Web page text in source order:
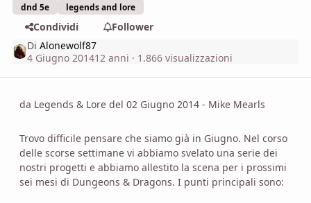
dnd 5e legends and lore
Condividi
Follower
DiAlonewolf87
4 Giugno 201412 anni · 1.866 visualizzazioni
da Legends & Lore del 02 Giugno 2014 - Mike Mearls
Trovo difficile pensare che siamo già in Giugno. Nel corso
delle scorse settimane vi abbiamo svelato una serie dei
nostri progetti e abbiamo allestito la scena per i prossimi
sei mesi di Dungeons & Dragons. I punti principali sono: